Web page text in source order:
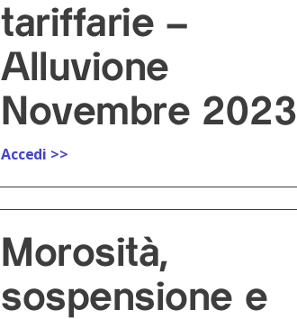
tariffarie –
Alluvione
Novembre 2023
Accedi >>
Morosità,
sospensione e